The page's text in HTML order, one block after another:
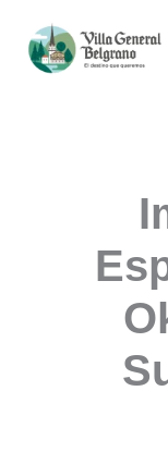
contenido